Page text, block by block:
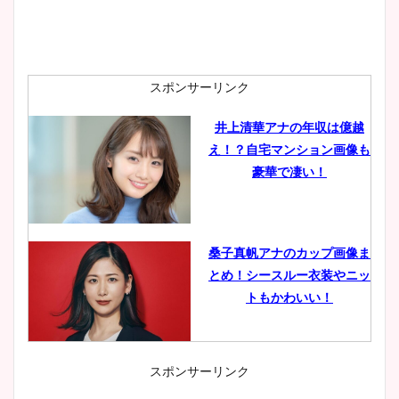
スポンサーリンク
井上清華アナの年収は億越
え！？自宅マンション画像も
豪華で凄い！
桑子真帆アナのカップ画像ま
とめ！シースルー衣装やニッ
トもかわいい！
小室瑛莉子のカップ画像まと
スポンサーリンク